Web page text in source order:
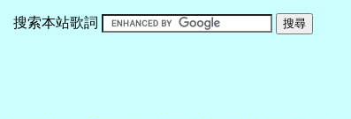
搜索本站歌詞